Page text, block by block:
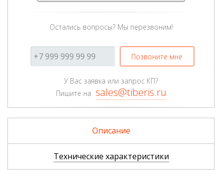
Остались вопросы? Мы перезвоним!
Позвоните мне
У Вас заявка или запрос КП?
Пишите на sales@tiberis.ru
Описание
Технические характеристики